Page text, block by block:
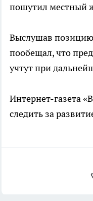
пошутил местный
Выслушав
пообещал, что
учтут при
Интернет-газета
следить за